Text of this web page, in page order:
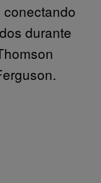
durante